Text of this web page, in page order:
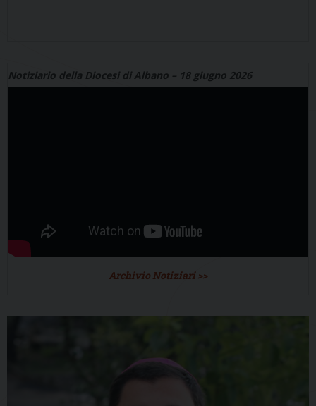
Notiziario della Diocesi di Albano – 18 giugno 2026
Archivio Notiziari >>